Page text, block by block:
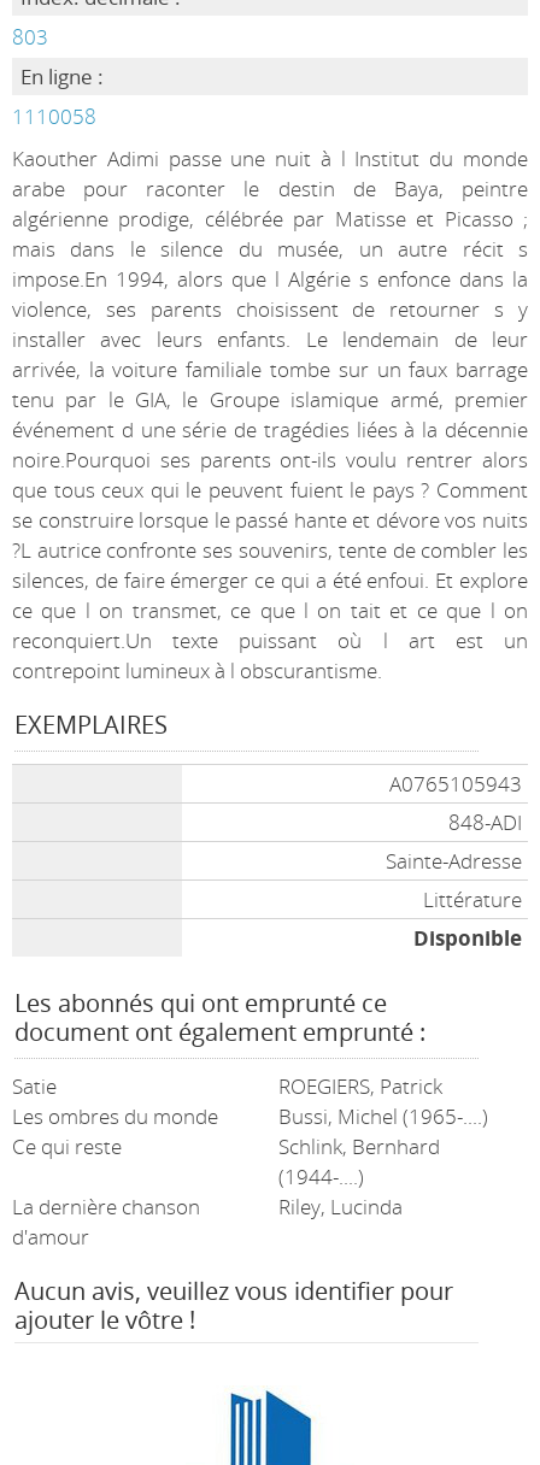
803
En ligne :
1110058
Kaouther Adimi passe une nuit à l Institut du monde
arabe pour raconter le destin de Baya, peintre
algérienne prodige, célébrée par Matisse et Picasso ;
mais dans le silence du musée, un autre récit s
impose.En 1994, alors que l Algérie s enfonce dans la
violence, ses parents choisissent de retourner s y
installer avec leurs enfants. Le lendemain de leur
arrivée, la voiture familiale tombe sur un faux barrage
tenu par le GIA, le Groupe islamique armé, premier
événement d une série de tragédies liées à la décennie
noire.Pourquoi ses parents ont-ils voulu rentrer alors
que tous ceux qui le peuvent fuient le pays ? Comment
se construire lorsque le passé hante et dévore vos nuits
?L autrice confronte ses souvenirs, tente de combler les
silences, de faire émerger ce qui a été enfoui. Et explore
ce que l on transmet, ce que l on tait et ce que l on
reconquiert.Un texte puissant où l art est un
contrepoint lumineux à l obscurantisme.
EXEMPLAIRES
A0765105943
848-ADI
Sainte-Adresse
Littérature
Disponible
Les abonnés qui ont emprunté ce
document ont également emprunté :
Satie
ROEGIERS, Patrick
Les ombres du monde
Bussi, Michel (1965-....)
Ce qui reste
Schlink, Bernhard
(1944-....)
La dernière chanson
d'amour
Riley, Lucinda
Aucun avis, veuillez vous identifier pour
ajouter le vôtre !